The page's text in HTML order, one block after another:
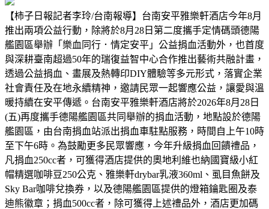
【柿子日報記者李玲/台南報導】台南安平雅樂軒酒店今年8月
推出兩項公益行動，除將於8月28日第二度攜手定情碼頭德陽
艦園區舉辦「樂血同行．情定安平」公益捐血活動外，也首度
與深耕臺南超過50年的瑞復益智中心合作推出藝術共融計畫，
透過公益捐血、畫展及熱轉印DIY體驗等多元形式，落實企業
社會責任及在地永續精神，邀請民眾一起響應公益，讓愛與溫
暖持續在安平傳遞。台南安平雅樂軒酒店將於2026年8月28日
(五)再度攜手德陽艦園區共同舉辦的捐血活動，地點設於德陽
艦園區，由台南捐血站派出捐血車駐點服務，時間自上午10時
至下午6時。為鼓勵更多民眾響應，今年升級捐血回饋禮品，
凡捐血250cc者，可獲得酒店提供的奧地利維也納國寶級小紅
帽精選咖啡豆250公克、雅樂軒drybar乳液360ml、虱目魚餅及
Sky Bar咖啡兌換券，以及德陽艦園區提供的燈箱鑰匙圈及泰
迪熊徽章；捐血500cc者，除可獲得上述禮品外，酒店更加碼